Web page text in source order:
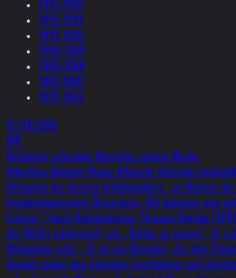
1993-1992
1992-1991
1991-1990
1990-1989
1989-1988
1987-1980
1979-1969
12/14/2016
ORF
Helnwein schenkte Albertina sieben Werke
Albertina-Direktor Klaus Albrecht Schröder
Helnwein für dessen Großzügigkeit, „in Namen
hunderttausenden Besuchern. Wir könnten uns
leisten.“ Auch Kulturminister Thomas Drozda
der Bilder anwesend, um „Danke zu sagen“. Er
Helnweins sehr: „Er ist ein Künstler, der den
Gewalt sowie den latenten Faschismus auf